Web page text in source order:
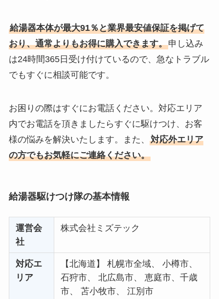
給湯器本体が最大91％と業界最安値保証を掲げて
おり、通常よりもお得に購入できます。申し込み
は24時間365日受け付けているので、急なトラブル
でもすぐに相談可能です。
お困りの際はすぐにお電話ください。対応エリア
内でお電話を頂きましたらすぐに駆けつけ、お客
様の悩みを解決いたします。また、 対応外エリア
の方でもお気軽にご連絡ください。
給湯器駆けつけ隊の基本情報
運営会
社
株式会社ミズテック
対応エ
リア
【北海道】 札幌市全域、 小樽市、
石狩市、 北広島市、 恵庭市、千歳
市、 苫小牧市、 江別市